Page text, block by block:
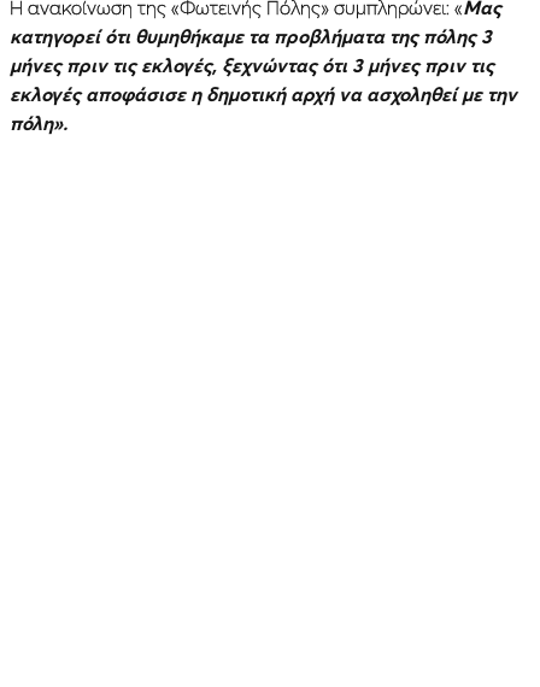
Η ανακοίνωση της «Φωτεινής Πόλης» συμπληρώνει: «Μας
κατηγορεί ότι θυμηθήκαμε τα προβλήματα της πόλης 3
μήνες πριν τις εκλογές, ξεχνώντας ότι 3 μήνες πριν τις
εκλογές αποφάσισε η δημοτική αρχή να ασχοληθεί με την
πόλη».